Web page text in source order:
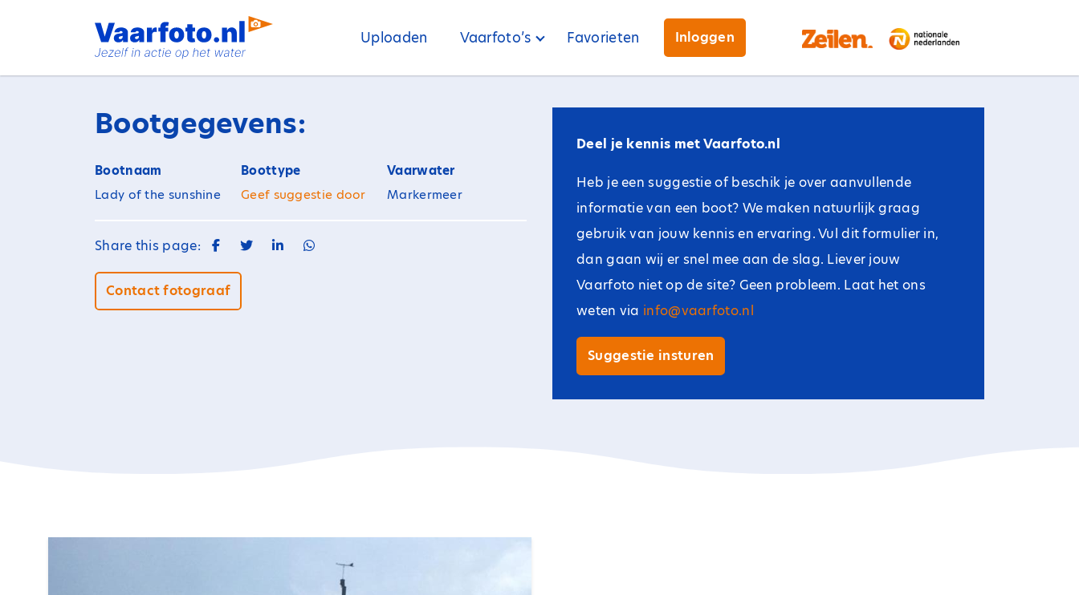
Uploaden Vaarfoto’s Favorieten Inloggen
Bootgegevens:
Bootnaam
Lady of the sunshine
Boottype
Geef suggestie door
Vaarwater
Markermeer
Share this page:
Contact fotograaf
Deel je kennis met Vaarfoto.nl
Heb je een suggestie of beschik je over aanvullende
informatie van een boot? We maken natuurlijk graag
gebruik van jouw kennis en ervaring. Vul dit formulier in,
dan gaan wij er snel mee aan de slag. Liever jouw
Vaarfoto niet op de site? Geen probleem. Laat het ons
weten via info@vaarfoto.nl
Suggestie insturen